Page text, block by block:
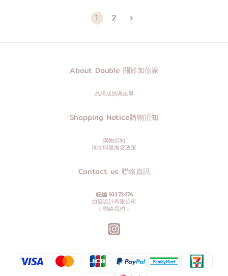
1 2
About Double 關於加倍家
品牌成員與故事
Shopping Notice購物須知
購物須知
保固與退換貨政策
Contact us 聯絡資訊
統編 93373476
加倍設計有限公司
↓聯絡我們↓